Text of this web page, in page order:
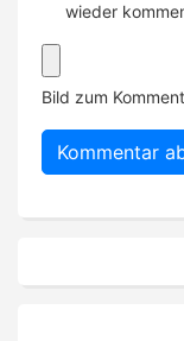
wieder
Bild zum